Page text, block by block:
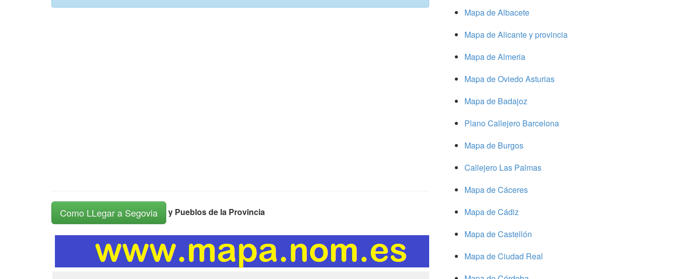
Como LLegar a Segovia y Pueblos de la Provincia
Mapa de Albacete
Mapa de Alicante y provincia
Mapa de Almeria
Mapa de Oviedo Asturias
Mapa de Badajoz
Plano Callejero Barcelona
Mapa de Burgos
Callejero Las Palmas
Mapa de Cáceres
Mapa de Cádiz
Mapa de Castellón
Mapa de Ciudad Real